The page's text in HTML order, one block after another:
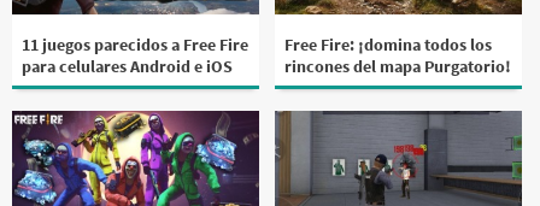
11 juegos parecidos a Free Fire
para celulares Android e iOS
Free Fire: ¡domina todos los
rincones del mapa Purgatorio!